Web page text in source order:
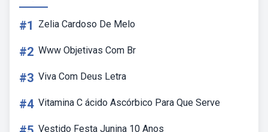
#1 Zelia Cardoso De Melo
#2 Www Objetivas Com Br
#3 Viva Com Deus Letra
#4 Vitamina C ácido Ascórbico Para Que Serve
Vestido Festa Junina 10 Anos